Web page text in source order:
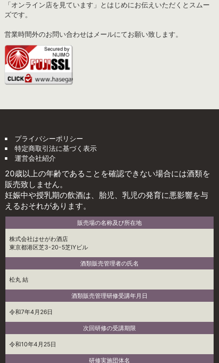
「オンライン店を見ています」とはじめにお伝えいただくとスムー
ズです。
営業時間外のお問い合わせはメールにてお願い致します。
プライバシーポリシー
特定商取引法に基づく表示
運営会社紹介
20歳以上の年齢であることを確認できない場合には酒類を
販売致しません。
妊娠中や授乳期の飲酒は、胎児、乳児の発育に悪影響を与
えるおそれがあります。
販売場の名称及び所在地
株式会社はせがわ酒店
東京都港区芝3-20-5芝IYビル
酒類販売管理者の氏名
松丸 結
酒類販売管理研修受講年月日
令和7年4月26日
次回研修の受講期限
令和10年4月25日
研修実施団体名